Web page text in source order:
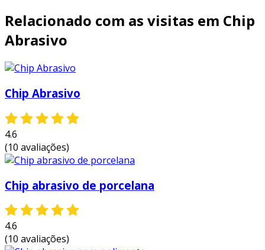
Relacionado com as visitas em Chip
Abrasivo
Chip Abrasivo
4.6
(10 avaliações)
Chip abrasivo de porcelana
4.6
(10 avaliações)